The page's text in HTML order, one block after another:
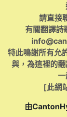
請直接
有關翻譯詩
特此鳴謝所有允
與，為這裡的
[此網
由